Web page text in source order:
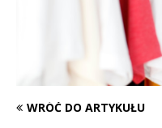
WRÓĆ DO ARTYKUŁU